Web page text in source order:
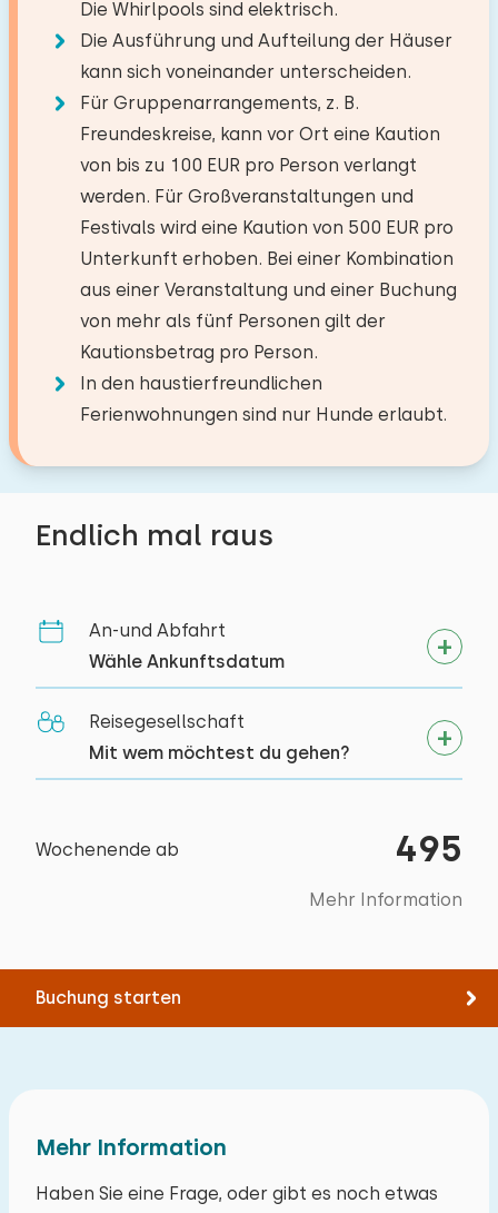
Endlich mal raus
Anzahl der Erwachsene −
Anzahl der Kinder −
Anzahl der Babys − +
Anzahl der Haustiere − +
Löschen
An-und Abfahrt
Wähle Ankunftsdatum
Reisegesellschaft
Mit wem möchtest du gehen?
Wochenende ab 495
Mehr Information
Buchung starten
Die Whirlpools sind elektrisch.
Die Ausführung und Aufteilung der Häuser
kann sich voneinander unterscheiden.
Für Gruppenarrangements, z. B.
Freundeskreise, kann vor Ort eine Kaution
von bis zu 100 EUR pro Person verlangt
werden. Für Großveranstaltungen und
Festivals wird eine Kaution von 500 EUR pro
Unterkunft erhoben. Bei einer Kombination
aus einer Veranstaltung und einer Buchung
von mehr als fünf Personen gilt der
Kautionsbetrag pro Person.
In den haustierfreundlichen
Ferienwohnungen sind nur Hunde erlaubt.
Backofen
Kombi Backofen/Mikrowelle
Mikrowelle
Geschirrspüler
Kühlschrank
Kühlschrank mit Gefrierfach
Gefrierschrank
Nespresso
Wasserkocher
Vollständig im Erdgeschoss
Erdgeschoss
Schlafplätze: 2
Bett: Einzel
Bett: Einzel
Extras:
Platz für Kinderbett
Schlafzimmer
Erdgeschoss
Schlafplätze: 2
Extras:
Boden:
Einrichtungen:
Waschen-Handbassin
Ebenerdige Dusche
Supermarkt
Restaurant
0,2 km
Dorf/Stadtzentrum
2,0 km
Wald
Freizeitsee
0,1 km
Angelgewässer
0,1 km
Golfplatz
3,4 km
Nationalpark
38,0 km
Vergnügungspark
38,4 km
Zugbahnhof
2,3 km
Bushaltestelle
Meer
Umgebung
Reiten
Schwimmen
Museum
Mehr Information
Haben Sie eine Frage, oder gibt es noch etwas